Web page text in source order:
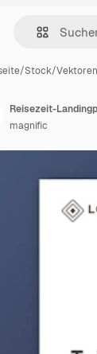
/Stock/Vektoren
Reisezeit-
magnific